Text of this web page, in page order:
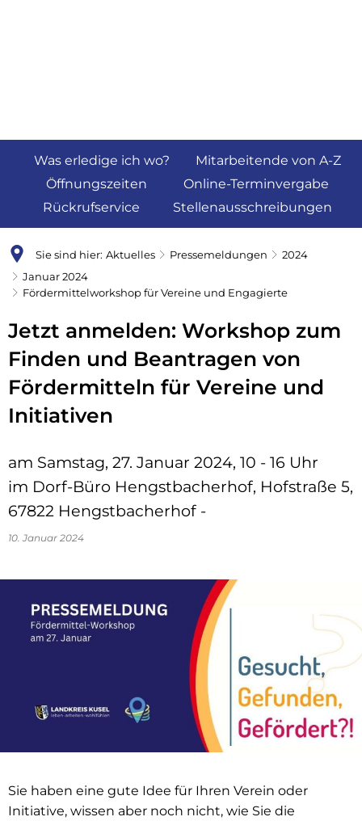
Was erledige ich wo?
Mitarbeitende von A-Z
Öffnungszeiten
Online-Terminvergabe
Rückrufservice
Stellenausschreibungen
Sie sind hier: Aktuelles Pressemeldungen
2024
Januar 2024
Fördermittelworkshop für Vereine und Engagierte
Jetzt anmelden: Workshop zum
Finden und Beantragen von
Fördermitteln für Vereine und
Initiativen
am Samstag, 27. Januar 2024, 10 - 16 Uhr
im Dorf-Büro Hengstbacherhof, Hofstraße 5,
67822 Hengstbacherhof -
10. Januar 2024
Sie haben eine gute Idee für Ihren Verein oder
Initiative, wissen aber noch nicht, wie Sie die